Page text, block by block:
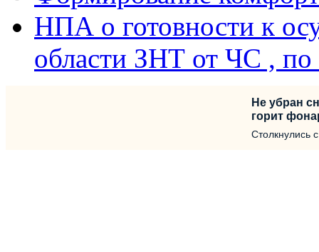
НПА о готовности к
области ЗНТ от ЧС ,
Не убран
горит
Столкнулись